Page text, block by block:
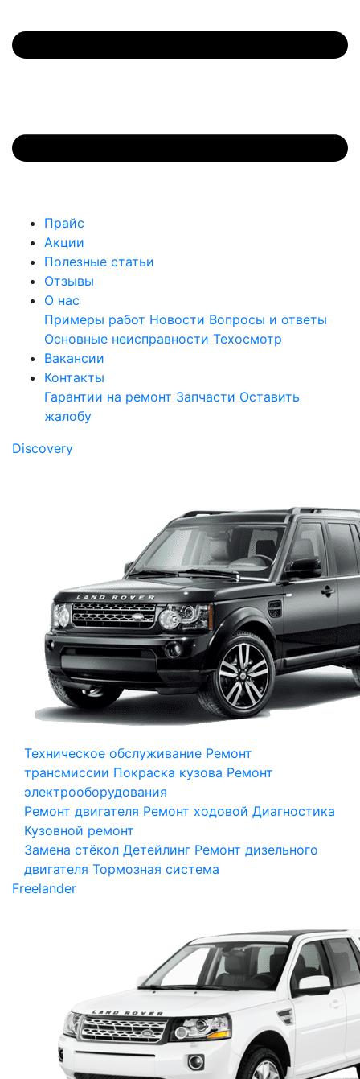
Прайс
Акции
Полезные статьи
Отзывы
О нас
Примеры работ Новости Вопросы и ответы
Основные неисправности Техосмотр
Вакансии
Контакты
Гарантии на ремонт Запчасти Оставить
жалобу
Discovery
Техническое обслуживание Ремонт
трансмиссии Покраска кузова Ремонт
электрооборудования
Ремонт двигателя Ремонт ходовой Диагностика
Кузовной ремонт
Замена стёкол Детейлинг Ремонт дизельного
двигателя Тормозная система
Freelander